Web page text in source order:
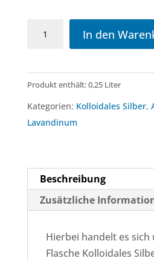
Menge
In den
Produkt enthält: 0,25 Liter
Kategorien: Kolloidales Silber,
Lavandinum
Beschreibung
Zusätzliche
Hierbei handelt es sich
Flasche Kolloidales